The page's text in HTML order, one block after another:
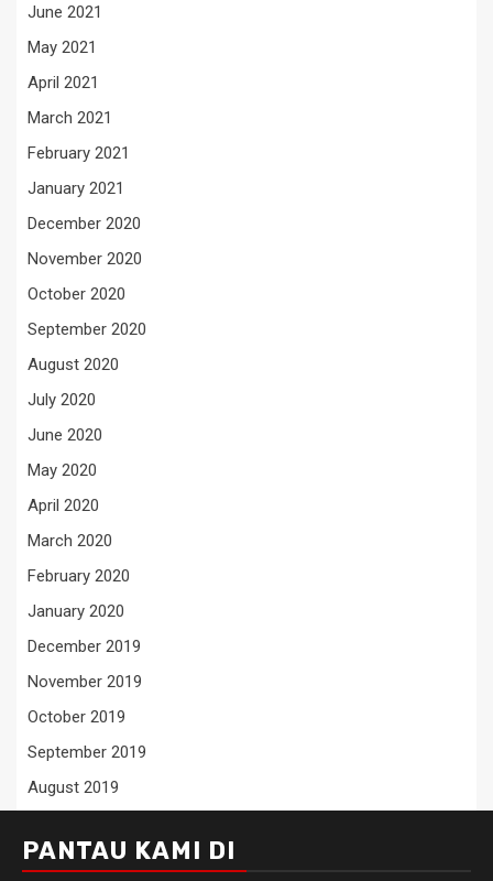
June 2021
May 2021
April 2021
March 2021
February 2021
January 2021
December 2020
November 2020
October 2020
September 2020
August 2020
July 2020
June 2020
May 2020
April 2020
March 2020
February 2020
January 2020
December 2019
November 2019
October 2019
September 2019
August 2019
PANTAU KAMI DI